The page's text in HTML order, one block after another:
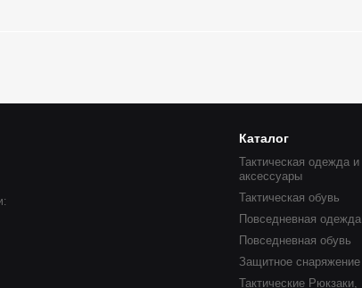
Каталог
Тактическая одежда и
аксессуары
Тактическая обувь
Повседневная одежда
Повседневная обувь
Защитное снаряжение
Тактические Рюкзаки,